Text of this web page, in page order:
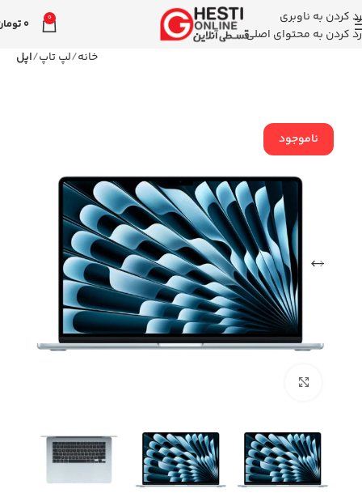
رد کردن به ناوبری
رد کردن به محتوای اصلی
0
0
خانه لپ تاپ اپل
ناموجود